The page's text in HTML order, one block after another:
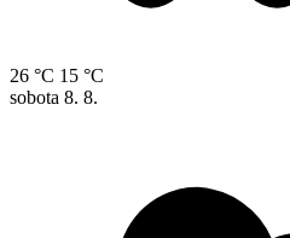
26 °C 15 °C
sobota 8. 8.